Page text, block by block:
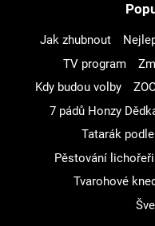
Jak zhubnout
TV program
Kdy budou volby
7 pádů Honzy
Tatarák
Pěstování
Tvarohové